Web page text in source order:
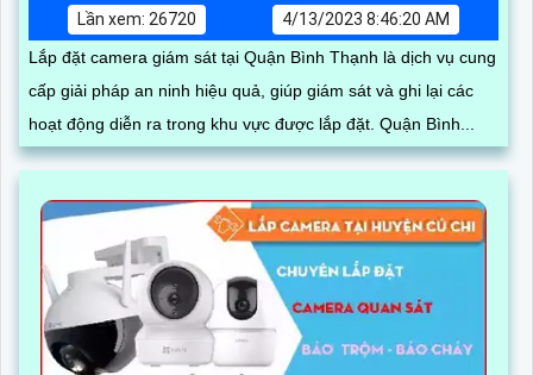
Lần xem: 26720
4/13/2023 8:46:20 AM
Lắp đặt camera giám sát tại Quận Bình Thạnh là dịch vụ cung
cấp giải pháp an ninh hiệu quả, giúp giám sát và ghi lại các
hoạt động diễn ra trong khu vực được lắp đặt. Quận Bình...